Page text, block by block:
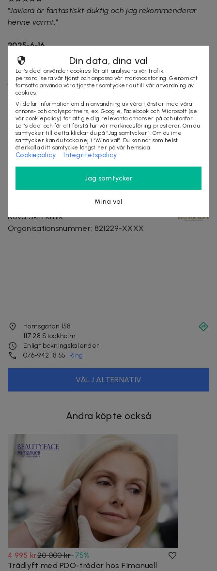
"Javiera är fantastiskt duktig och jag rekommenderar
henne varmt."
2025-6-16
★★★★★
"Jag är supernöjd med PRP behandlingen! Javiera är så
proffsig och duktig, Hon har erfaren blick och jobbar
med stabil och säker hand. Jag kommer fortsätta med
en hel kur och kan rekommendera henne varmt."
2025-1-25
★★★★★
"Proffsigt välkomnande. Rekomenderar varmt."
stockholm behandling ansikte hårvård
Nova Skin Klinik
Organisationsnummer: 821229-XXXX
Hornsgatan 158
117 28 Stockholm
Enligt bokningskalender
076-942 18 55 Ring
VÄLJ ALTERNATIV
Andra köpte också
4 995 kr20 000 kr-75%
Trådlyft med PDO-trådar hos F.Imanuell
Din data, dina val
Let’s deal använder cookies för att analysera vår trafik,
personalisera vår tjänst och anpassa vår marknadsföring. Genom att
fortsätta använda våra tjänster samtycker du till vår användning av
cookies.
Vi delar information om din användning av våra tjänster med våra
annons- och analyspartners, ex. Google, Facebook och Microsoft (se
vår cookiepolicy) för att ge dig relevanta annonser på och utanför
Let’s deal och för att förstå hur vår marknadsföring presterar. Om du
samtycker till detta klickar du på “Jag samtycker”. Om du inte
samtycker kan du tacka nej i “Mina val”. Du kan när som helst
återkalla ditt samtycke längst ner på vår hemsida.
Cookiepolicy Integritetspolicy
Jag samtycker
Mina val